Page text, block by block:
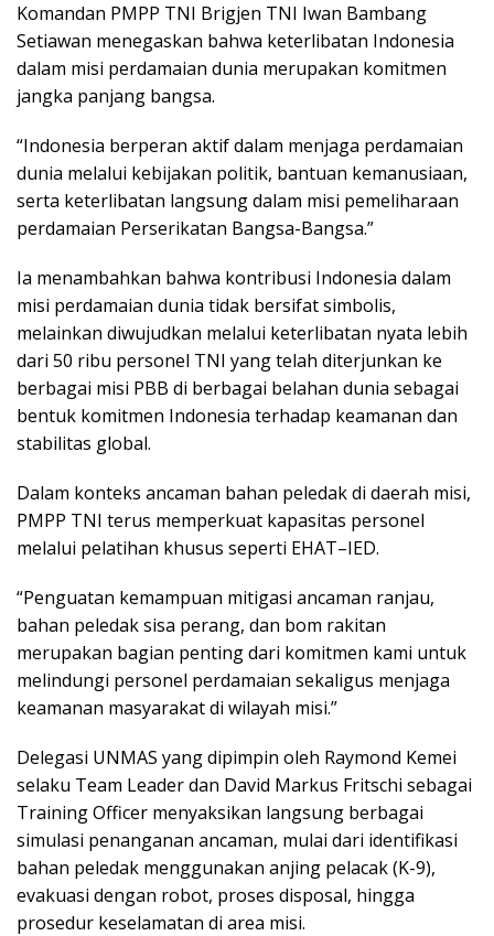
Komandan PMPP TNI Brigjen TNI Iwan Bambang
Setiawan menegaskan bahwa keterlibatan Indonesia
dalam misi perdamaian dunia merupakan komitmen
jangka panjang bangsa.
“Indonesia berperan aktif dalam menjaga perdamaian
dunia melalui kebijakan politik, bantuan kemanusiaan,
serta keterlibatan langsung dalam misi pemeliharaan
perdamaian Perserikatan Bangsa-Bangsa.”
Ia menambahkan bahwa kontribusi Indonesia dalam
misi perdamaian dunia tidak bersifat simbolis,
melainkan diwujudkan melalui keterlibatan nyata lebih
dari 50 ribu personel TNI yang telah diterjunkan ke
berbagai misi PBB di berbagai belahan dunia sebagai
bentuk komitmen Indonesia terhadap keamanan dan
stabilitas global.
Dalam konteks ancaman bahan peledak di daerah misi,
PMPP TNI terus memperkuat kapasitas personel
melalui pelatihan khusus seperti EHAT–IED.
“Penguatan kemampuan mitigasi ancaman ranjau,
bahan peledak sisa perang, dan bom rakitan
merupakan bagian penting dari komitmen kami untuk
melindungi personel perdamaian sekaligus menjaga
keamanan masyarakat di wilayah misi.”
Delegasi UNMAS yang dipimpin oleh Raymond Kemei
selaku Team Leader dan David Markus Fritschi sebagai
Training Officer menyaksikan langsung berbagai
simulasi penanganan ancaman, mulai dari identifikasi
bahan peledak menggunakan anjing pelacak (K-9),
evakuasi dengan robot, proses disposal, hingga
prosedur keselamatan di area misi.